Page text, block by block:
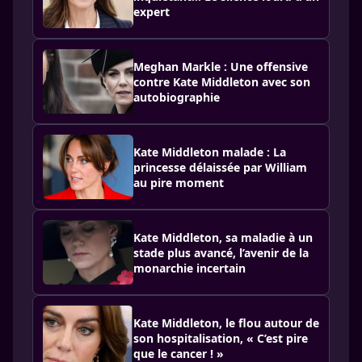
expert
Meghan Markle : Une offensive
contre Kate Middleton avec son
autobiographie
Kate Middleton malade : La
princesse délaissée par William
au pire moment
Kate Middleton, sa maladie à un
stade plus avancé, l’avenir de la
monarchie incertain
Kate Middleton, le flou autour de
son hospitalisation, « C’est pire
que le cancer ! »